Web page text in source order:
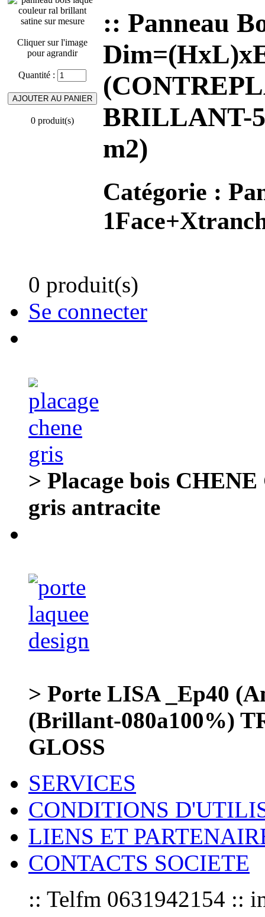
Cliquer sur l'image
pour agrandir
Quantité :
0 produit(s)
:: Panneau
BRILLANT-
m2)
Catégorie :
0 produit(s)
Se connecter
> Placage bois
gris antracite
> Porte LISA _Ep40
(Brillant-080a100%)
GLOSS
SERVICES
CONDITIONS
LIENS ET
CONTACTS SOCIETE
:: Telfm 0631942154 ::